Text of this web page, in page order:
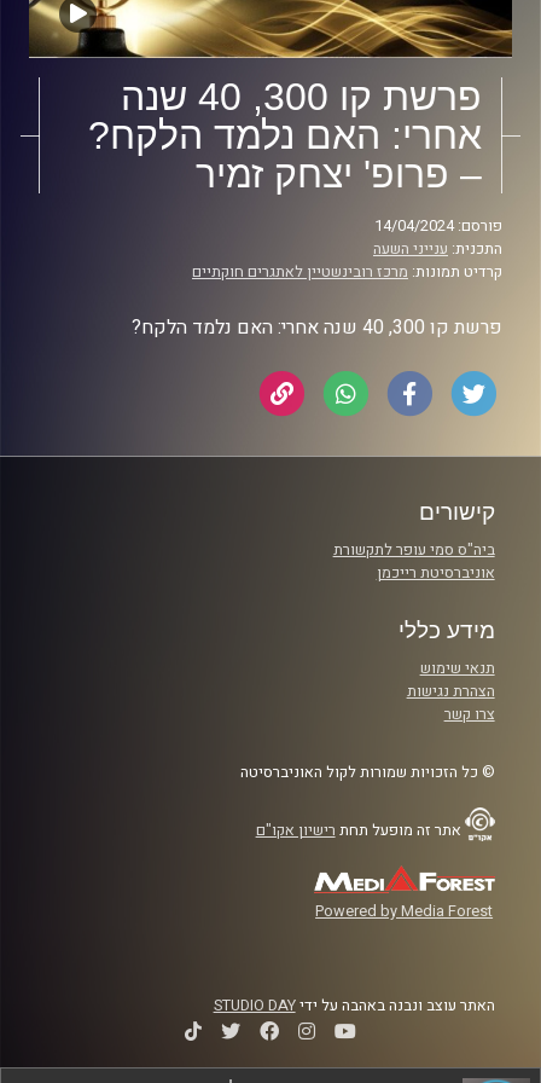
פרשת קו 300, 40 שנה
אחרי: האם נלמד הלקח?
– פרופ' יצחק זמיר
פורסם: 14/04/2024
התכנית: ענייני השעה
קרדיט תמונות: מרכז רובינשטיין לאתגרים חוקתיים
פרשת קו 300, 40 שנה אחרי: האם נלמד הלקח?
קישורים
ביה"ס סמי עופר לתקשורת
אוניברסיטת רייכמן
מידע כללי
תנאי שימוש
הצהרת נגישות
צרו קשר
© כל הזכויות שמורות לקול האוניברסיטה
אתר זה מופעל תחת רישיון אקו"ם
Powered by Media Forest
האתר עוצב ונבנה באהבה על ידיSTUDIO DAY